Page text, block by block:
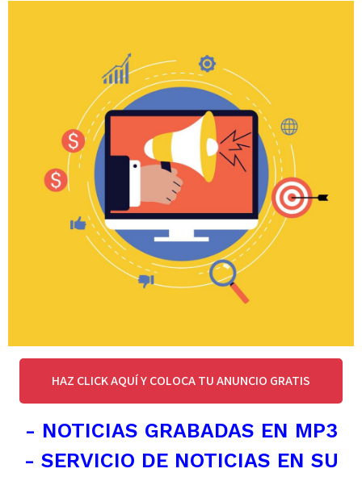
HAZ CLICK AQUÍ Y COLOCA TU ANUNCIO GRATIS
- NOTICIAS GRABADAS EN MP3
- SERVICIO DE NOTICIAS EN SU